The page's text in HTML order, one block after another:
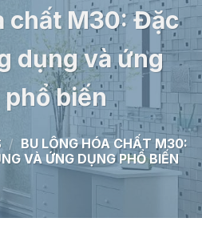
chất M30: Đặc
dụng và ứng
biến
/ BU LÔNG HÓA CHẤT M30:
VÀ ỨNG DỤNG PHỔ BIẾN